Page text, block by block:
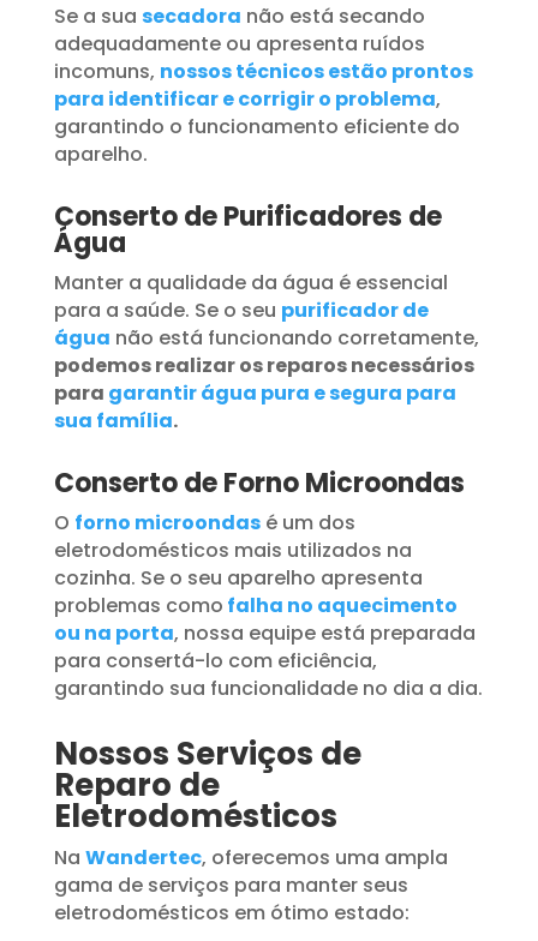
Se a sua secadora não está secando
adequadamente ou apresenta ruídos
incomuns, nossos técnicos estão prontos
para identificar e corrigir o problema,
garantindo o funcionamento eficiente do
aparelho.
Conserto de Purificadores de
Água
Manter a qualidade da água é essencial
para a saúde. Se o seu purificador de
água não está funcionando corretamente,
podemos realizar os reparos necessários
para garantir água pura e segura para
sua família.
Conserto de Forno Microondas
O forno microondasé um dos
eletrodomésticos mais utilizados na
cozinha. Se o seu aparelho apresenta
problemas como falha no aquecimento
ou na porta, nossa equipe está preparada
para consertá-lo com eficiência,
garantindo sua funcionalidade no dia a dia.
Nossos Serviços de
Reparo de
Eletrodomésticos
Na Wandertec, oferecemos uma ampla
gama de serviços para manter seus
eletrodomésticos em ótimo estado: